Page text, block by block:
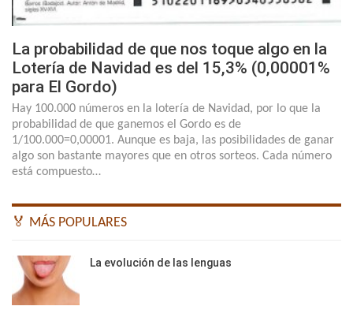
La probabilidad de que nos toque algo en la
Lotería de Navidad es del 15,3% (0,00001%
para El Gordo)
Hay 100.000 números en la lotería de Navidad, por lo que la
probabilidad de que ganemos el Gordo es de
1/100.000=0,00001. Aunque es baja, las posibilidades de ganar
algo son bastante mayores que en otros sorteos. Cada número
está compuesto…
🏅 MÁS POPULARES
La evolución de las lenguas